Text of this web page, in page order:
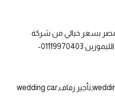
بسعر خيالي من شركة
بسيوني ترافيل لايجار السيارات و الليموزين 01119970403-
ايجار سيارات حديثة,wedding car rental,تأجير زفاف,wedding car